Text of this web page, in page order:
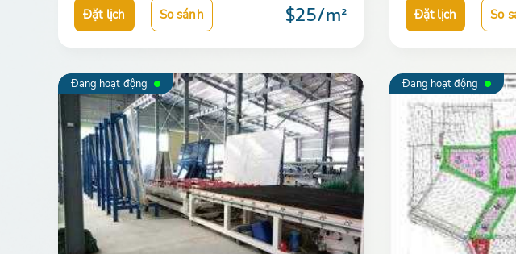
Đặt lịch So sánh $25/m² Đặt lịch So
Đang hoạt động Đang hoạt động